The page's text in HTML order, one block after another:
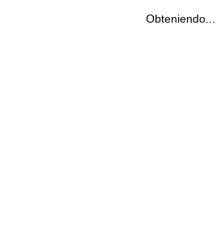
Obteniendo...